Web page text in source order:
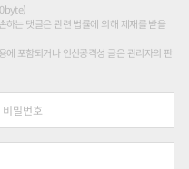
하는 댓글은 관련 법률에 의해 제재를 받을
에 포함되거나 인신공격성 글은 관리자의 판